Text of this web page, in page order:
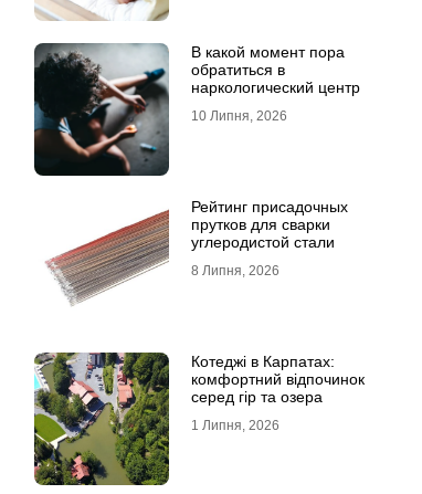
В какой момент пора
обратиться в
наркологический центр
10 Липня, 2026
Рейтинг присадочных
прутков для сварки
углеродистой стали
8 Липня, 2026
Котеджі в Карпатах:
комфортний відпочинок
серед гір та озера
1 Липня, 2026